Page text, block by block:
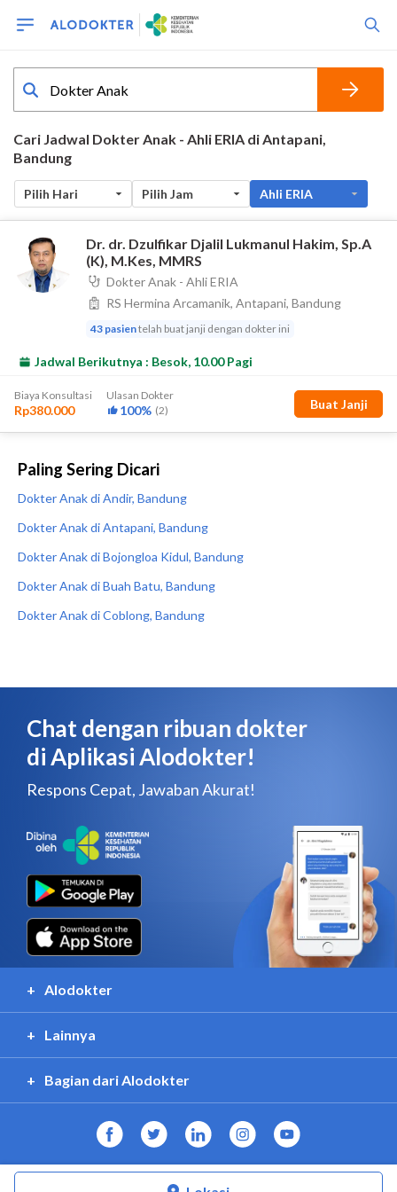
Paling Sering Dicari
Dokter Anak di Andir, Bandung
Dokter Anak di Antapani, Bandung
Dokter Anak di Bojongloa Kidul, Bandung
Dokter Anak di Buah Batu, Bandung
Dokter Anak di Coblong, Bandung